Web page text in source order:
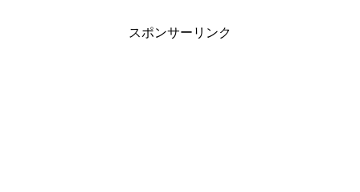
スポンサーリンク